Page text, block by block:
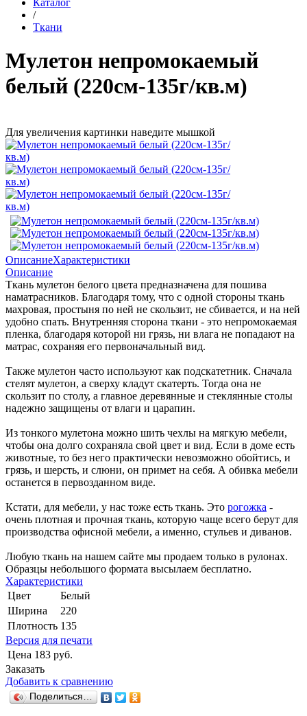
Каталог
/
Ткани
Мулетон непромокаемый
белый (220см-135г/кв.м)
Для увеличения картинки наведите мышкой
ОписаниеХарактеристики
Описание
Ткань мулетон белого цвета предназначена для пошива
наматрасников. Благодаря тому, что с одной стороны ткань
махровая, простыня по ней не скользит, не сбивается, и на ней
удобно спать. Внутренняя сторона ткани - это непромокаемая
пленка, благодаря которой ни грязь, ни влага не попадают на
матрас, сохраняя его первоначальный вид.
Также мулетон часто используют как подскатетник. Сначала
стелят мулетон, а сверху кладут скатерть. Тогда она не
скользит по столу, а главное деревянные и стеклянные столы
надежно защищены от влаги и царапин.
Из тонкого мулетона можно шить чехлы на мягкую мебели,
чтобы она долго сохраняла свой цвет и вид. Если в доме есть
животные, то без него практически невозможно обойтись, и
грязь, и шерсть, и слюни, он примет на себя. А обивка мебели
останется в первозданном виде.
Кстати, для мебели, у нас тоже есть ткань. Это рогожка -
очень плотная и прочная ткань, которую чаще всего берут для
производства офисной мебели, а именно, стульев и диванов.
Любую ткань на нашем сайте мы продаем только в рулонах.
Образцы небольшого формата высылаем бесплатно.
Характеристики
Цвет
Белый
Ширина
220
Плотность 135
Версия для печати
Цена 183 руб.
Заказать
Добавить к сравнению
Поделиться…